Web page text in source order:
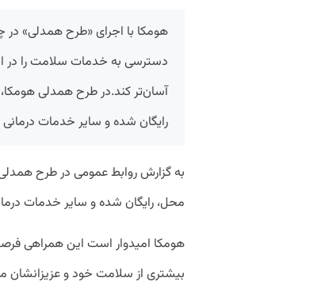
هومکا با اجرای «طرح همدلی»
دسترسی به خدمات سلامت را در
رایگان شده و سایر خدمات درمانی نیز با تخفیف ۳۰
محل، رایگان شده و سایر خدمات درمانی نیز با تخفیف
هومکا امیدوار است این همراهی
بیشتری از سلامت خود و عزیزانشان